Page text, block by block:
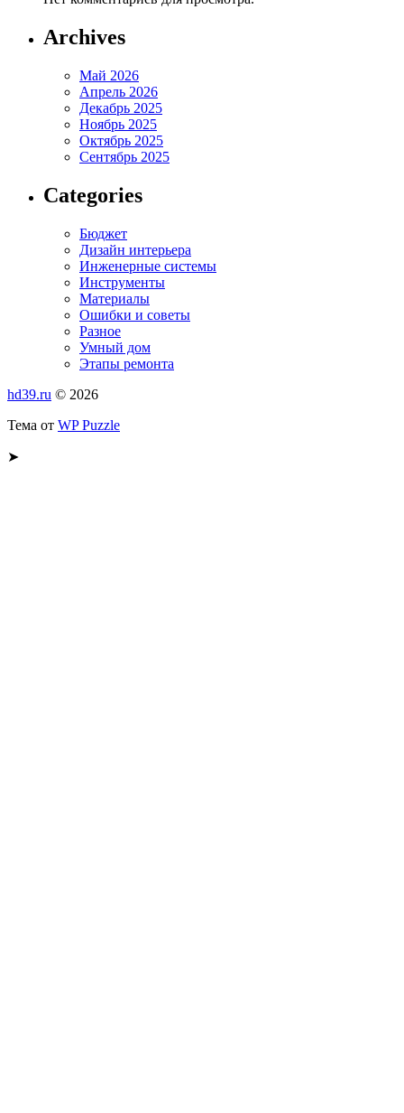
Archives
Май 2026
Апрель 2026
Декабрь 2025
Ноябрь 2025
Октябрь 2025
Сентябрь 2025
Categories
Бюджет
Дизайн интерьера
Инженерные системы
Инструменты
Материалы
Ошибки и советы
Разное
Умный дом
Этапы ремонта
hd39.ru © 2026
Тема от WP Puzzle
➤